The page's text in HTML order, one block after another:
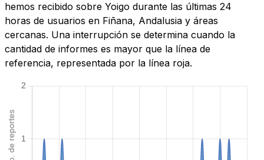
hemos recibido sobre Yoigo durante las últimas 24
horas de usuarios en Fiñana, Andalusia y áreas
cercanas. Una interrupción se determina cuando la
cantidad de informes es mayor que la línea de
referencia, representada por la línea roja.